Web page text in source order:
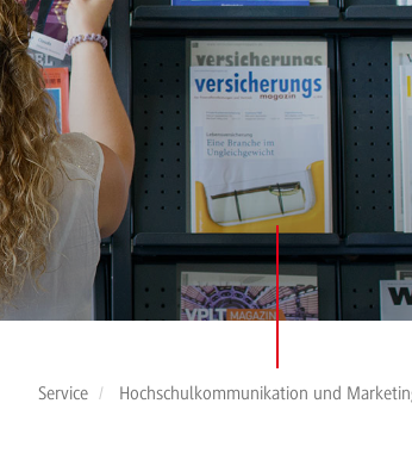
Service Hochschulkommunikation und